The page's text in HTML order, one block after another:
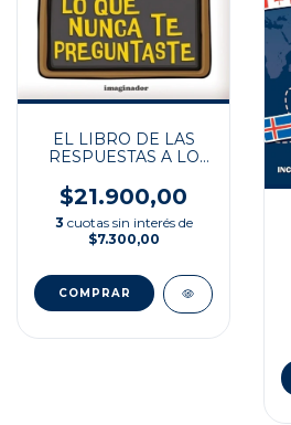
EL LIBRO DE LAS
RESPUESTAS A LO
PREGUNTASTE
$21.900,00
3 cuotas sin interés de
$7.300,00